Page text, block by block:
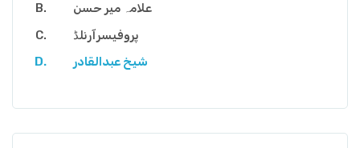
علامہ میر حسن
پروفیسرآرنلڈ
شیخ عبدالقادر